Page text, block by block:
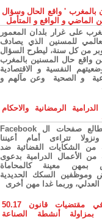
' واقع الحال وسؤال
الماضي و الواقع و المتأمل
على غرار بلدان المعمور
للمسنين الذي يصادف
من كل سنة، ليطرح السؤال
واقع حال المسنين بالمغرب
النفسية و الاقتصادية
و الصحية وعن مآلهم و
الرمضانية والاحكام
ونحن نطالع صفحات ال Facebook
تتراءى أمام أعيننا
الشكايات القضائية ضد
الأعمال الدرامية بدعوى
بمهن معينة كالمحاماة
وموظفين السكك الحديدية
العدلي، وربما غدا مهن أخرى
قراءة في مقتضيات قانون 50.17
بمزاولة أنشطة الصناعة